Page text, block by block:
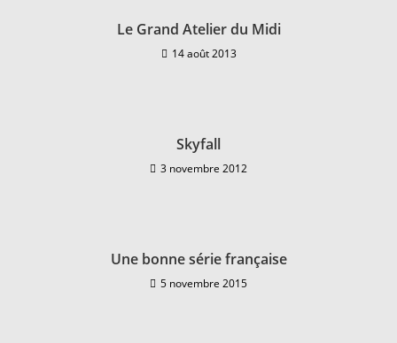
Le Grand Atelier du Midi
14 août 2013
Skyfall
3 novembre 2012
Une bonne série française
5 novembre 2015